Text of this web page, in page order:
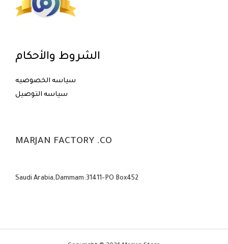
الشروط والأحكام
سياسه الخصوصيه
سياسه التوصيل
MARJAN FACTORY .CO
Saudi Arabia,Dammam:31411-PO Box452